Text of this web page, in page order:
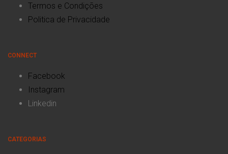
Termos e Condições
Politica de Privacidade
CONNECT
Facebook
Instagram
Linkedin
CATEGORIAS